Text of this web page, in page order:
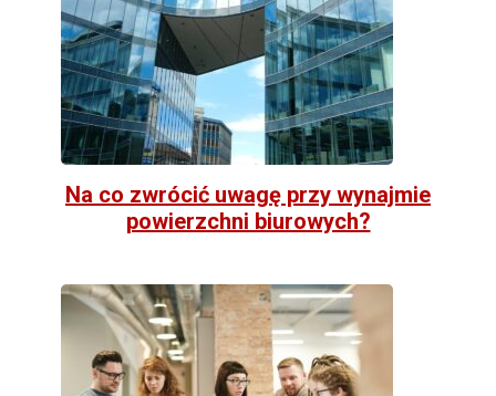
Na co zwrócić uwagę przy wynajmie
powierzchni biurowych?